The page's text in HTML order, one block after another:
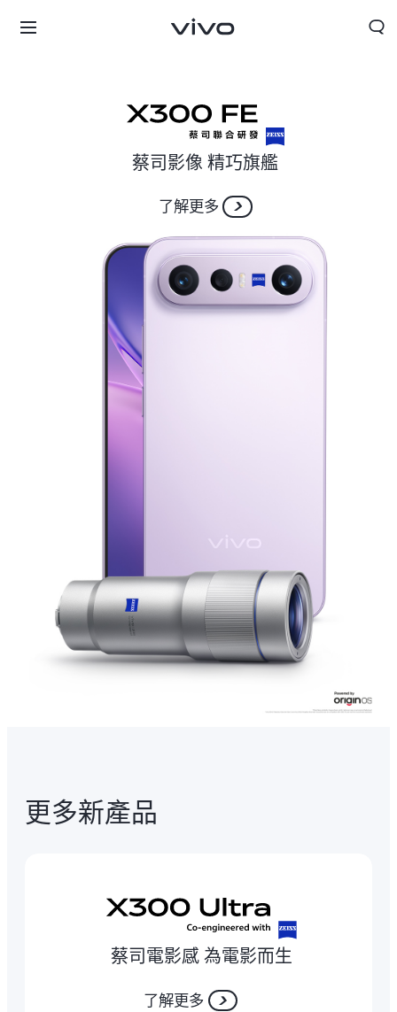
蔡司影像 精巧旗艦
了解更多
更多新產品
蔡司電影感 為電影而生
了解更多